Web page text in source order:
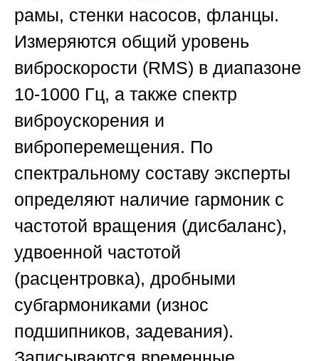
рамы, стенки насосов, фланцы.
Измеряются общий уровень
виброскорости (RMS) в диапазоне
10-1000 Гц, а также спектр
виброускорения и
виброперемещения. По
спектральному составу эксперты
определяют наличие гармоник с
частотой вращения (дисбаланс),
удвоенной частотой
(расцентровка), дробными
субгармониками (износ
подшипников, задевания).